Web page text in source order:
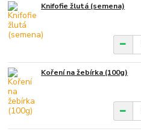
Knifofie žlutá (semena)
Koření na žebírka (100g)